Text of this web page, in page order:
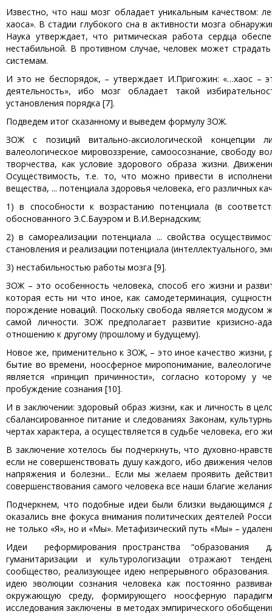
Известно, что наш мозг обладает уникальным качеством:
хаоса». В стадии глубокого сна в активности мозга
Наука утверждает, что ритмическая работа сердца
нестабильной. В противном случае, человек может
системам.
И это не беспорядок, – утверждает И.Пригожин: «…хаос –
деятельность», ибо мозг обладает такой
установления порядка [7].
Подведем итог сказанному и выведем формулу ЗОЖ.
ЗОЖ с позиций витально-аксиологической концепции
валеологическое мировоззрение, самоосознание, свободу
творчества, как условие здорового образа жизни.
Осуществимость, т.е. то, что можно привести в
вещества, ... потенциала здоровья человека, его различных
1) в способности к возрастанию потенциала (в
обоснованного Э.С.Бауэром и В.И.Вернадским;
2) в самореализации потенциала ... свойства
становления и реализации потенциала (интеллектуального,
3) нестабильностью работы мозга [9].
ЗОЖ – это особенность человека, способ его жизни и
которая есть ни что иное, как самодетерминация,
порождение новаций. Поскольку свобода является
самой личности. ЗОЖ предполагает развитие кризисно-
отношению к другому (прошлому и будущему).
Новое же, применительно к ЗОЖ, – это иное качество
бытие во времени, ноосферное миропонимание,
является «принцип причинности», согласно которому у
пробуждение сознания [10].
И в заключении: здоровый образ жизни, как и личность в
сбалансированное питание и следованиях Законам,
чертах характера, а осуществляется в судьбе человека, его
В заключение хотелось бы подчеркнуть, что духовно-
если не совершенствовать душу каждого, ибо движения
напряжения и болезни... Если мы желаем проявить
совершенствования самого человека все наши благие
Подчеркнем, что подобные идеи были близки выдающимся
оказались вне фокуса внимания политических деятелей
не только «Я», но и «Мы». Метафизический путь «Мы» –
Идеи реформирования пространства “образования
гуманитаризации и культурологизации отражают
сообщество, реализующее идею непрерывного
идею эволюции сознания человека как постоянно
окружающую среду, формирующего ноосферную
исследования заключены в методах эмпирического